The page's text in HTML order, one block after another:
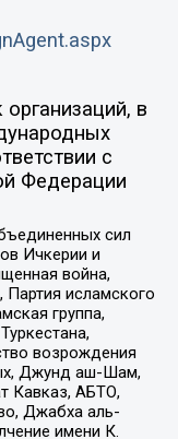
в
с
Федерации
сил
Ичкерии и
война,
Партия исламского
группа,
возрождения
Джунд аш-Шам,
Кавказ, АБТО,
Джабха аль-
имени К.